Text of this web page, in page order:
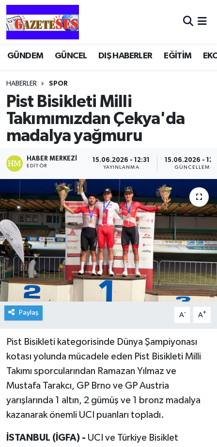
GÜNDEM GÜNCEL DIŞ HABERLER EĞİTİM
HABERLER SPOR
Pist Bisikleti Milli
Takımımızdan Çekya'da
madalya yağmuru
HABER MERKEZI
EDITÖR
15.06.2026 - 12:31
YAYINLANMA
15.06.2026 -
GÜNCELLEME
Paylaş A- A+
Pist Bisikleti kategorisinde Dünya Şampiyonası
kotası yolunda mücadele eden Pist Bisikleti Milli
Takımı sporcularından Ramazan Yılmaz ve
Mustafa Tarakcı, GP Brno ve GP Austria
yarışlarında 1 altın, 2 gümüş ve 1 bronz madalya
kazanarak önemli UCI puanları topladı.
İSTANBUL (İGFA) - UCI ve Türkiye Bisiklet